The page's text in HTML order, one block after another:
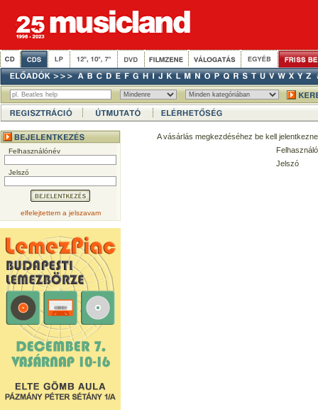
Felhasználónév
Jelszó
elfelejtettem a jelszavam
A vásárlás megkezdéséhez be kell
Jelszó